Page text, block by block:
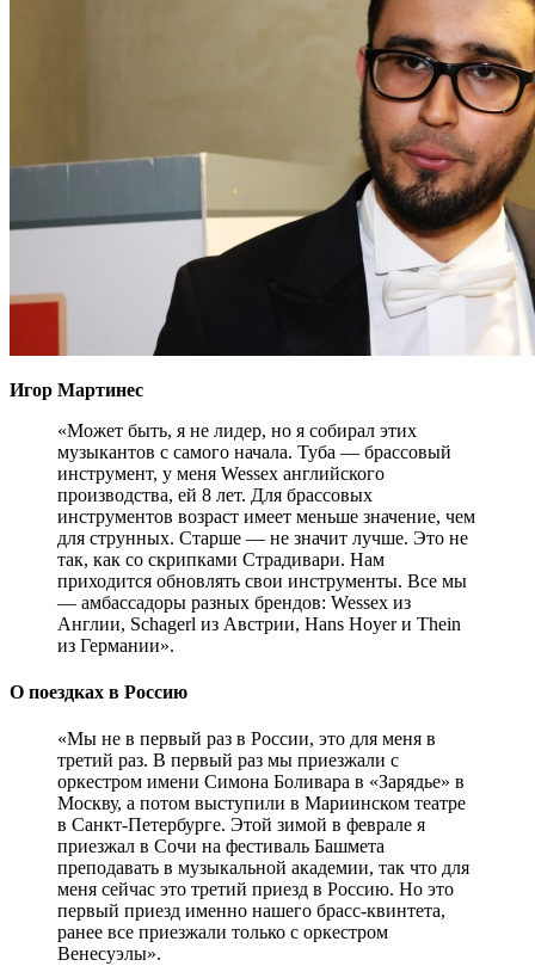
Игор Мартинес
«Может быть, я не лидер, но я собирал этих
музыкантов с самого начала. Туба — брассовый
инструмент, у меня Wessex английского
производства, ей 8 лет. Для брассовых
инструментов возраст имеет меньше значение, чем
для струнных. Старше — не значит лучше. Это не
так, как со скрипками Страдивари. Нам
приходится обновлять свои инструменты. Все мы
— амбассадоры разных брендов: Wessex из
Англии, Schagerl из Австрии, Hans Hoyer и Thein
из Германии».
О поездках в Россию
«Мы не в первый раз в России, это для меня в
третий раз. В первый раз мы приезжали с
оркестром имени Симона Боливара в «Зарядье» в
Москву, а потом выступили в Мариинском театре
в Санкт-Петербурге. Этой зимой в феврале я
приезжал в Сочи на фестиваль Башмета
преподавать в музыкальной академии, так что для
меня сейчас это третий приезд в Россию. Но это
первый приезд именно нашего брасс-квинтета,
ранее все приезжали только с оркестром
Венесуэлы».